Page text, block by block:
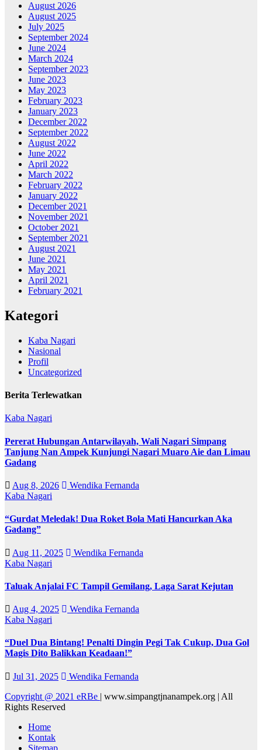
August 2026
August 2025
July 2025
September 2024
June 2024
March 2024
September 2023
June 2023
May 2023
February 2023
January 2023
December 2022
September 2022
August 2022
June 2022
April 2022
March 2022
February 2022
January 2022
December 2021
November 2021
October 2021
September 2021
August 2021
June 2021
May 2021
April 2021
February 2021
Kategori
Kaba Nagari
Nasional
Profil
Uncategorized
Berita Terlewatkan
Kaba Nagari
Pererat Hubungan Antarwilayah, Wali Nagari Simpang
Tanjung Nan Ampek Kunjungi Nagari Muaro Aie dan Limau
Gadang
Aug 8, 2026
Wendika Fernanda
Kaba Nagari
“Gurdat Meledak! Dua Roket Bola Mati Hancurkan Aka
Gadang”
Aug 11, 2025
Wendika Fernanda
Kaba Nagari
Taluak Anjalai FC Tampil Gemilang, Laga Sarat Kejutan
Aug 4, 2025
Wendika Fernanda
Kaba Nagari
“Duel Dua Bintang! Penalti Dingin Pegi Tak Cukup, Dua Gol
Magis Dito Balikkan Keadaan!”
Jul 31, 2025
Wendika Fernanda
Copyright @ 2021 eRBe | www.simpangtjnanampek.org | All
Rights Reserved
Home
Kontak
Sitemap